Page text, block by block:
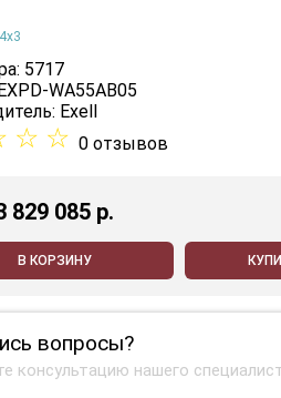
5717
WA55AB05
Exell
☆ ☆ 0 отзывов
829 085 p.
В КОРЗИНУ
вопросы?
консультацию нашего